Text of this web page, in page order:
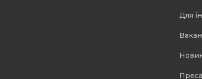
Для